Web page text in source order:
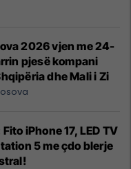
2026 vjen me 24-
pjesë kompani
dhe Mali i Zi
iPhone 17, LED TV
5 me çdo blerje